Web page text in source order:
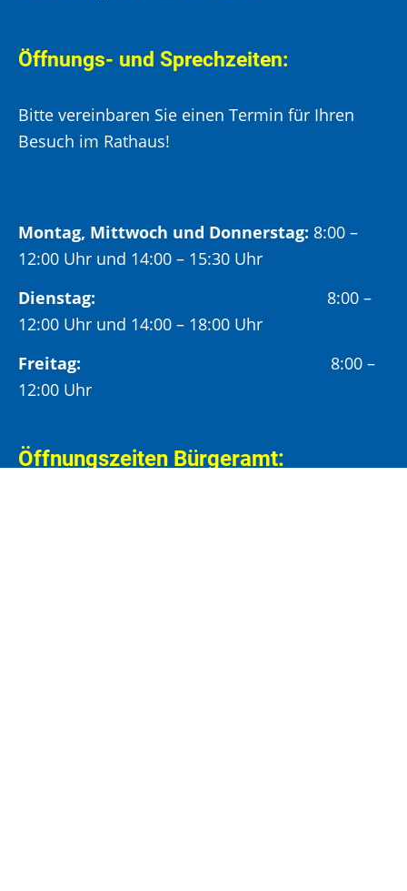
Öffnungs- und Sprechzeiten:
Bitte vereinbaren Sie einen Termin für Ihren
Besuch im Rathaus!
Montag, Mittwoch und Donnerstag: 8:00 –
12:00 Uhr und 14:00 – 15:30 Uhr
Dienstag: 8:00 –
12:00 Uhr und 14:00 – 18:00 Uhr
Freitag:
8:00 –
12:00 Uhr
Öffnungszeiten Bürgeramt: